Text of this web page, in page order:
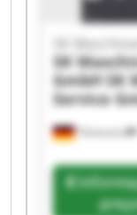
Tönisvorst
SK
SK
GmbH SK
Service
Informação de